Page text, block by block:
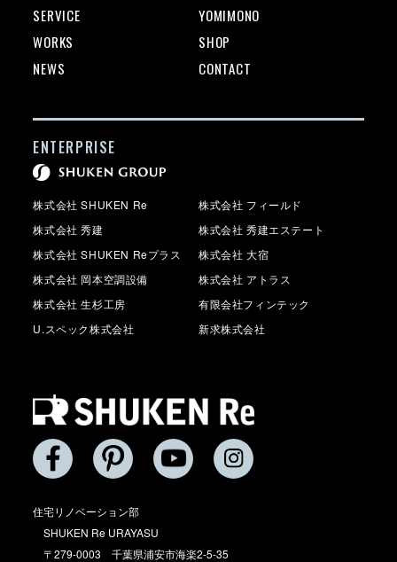
住宅リノベーション部
SHUKEN Re URAYASU
〒279-0003 千葉県浦安市海楽2-5-35
SERVICE
YOMIMONO
WORKS
SHOP
NEWS
CONTACT
ENTERPRISE
株式会社 SHUKEN Re
株式会社 フィールド
株式会社 秀建
株式会社 秀建エステート
株式会社 SHUKEN Reプラス
株式会社 大宿
株式会社 岡本空調設備
株式会社 アトラス
株式会社 生杉工房
有限会社フィンテック
U.スペック株式会社
新求株式会社